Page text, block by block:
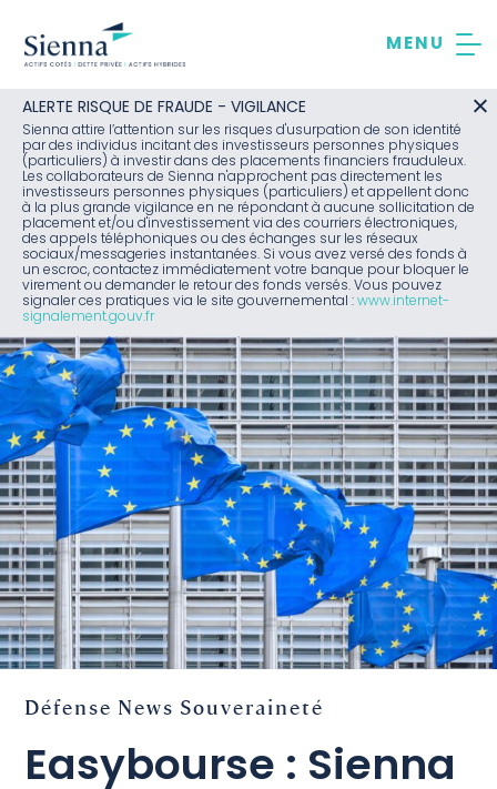
contenu
ALERTE RISQUE DE FRAUDE - VIGILANCE
Sienna attire l’attention sur les risques d'usurpation de son identité
par des individus incitant des investisseurs personnes physiques
(particuliers) à investir dans des placements financiers frauduleux.
Les collaborateurs de Sienna n'approchent pas directement les
investisseurs personnes physiques (particuliers) et appellent donc
à la plus grande vigilance en ne répondant à aucune sollicitation de
placement et/ou d'investissement via des courriers électroniques,
des appels téléphoniques ou des échanges sur les réseaux
sociaux/messageries instantanées. Si vous avez versé des fonds à
un escroc, contactez immédiatement votre banque pour bloquer le
virement ou demander le retour des fonds versés. Vous pouvez
signaler ces pratiques via le site gouvernemental : www.internet-
signalement.gouv.fr
Défense News Souveraineté
Easybourse : Sienna